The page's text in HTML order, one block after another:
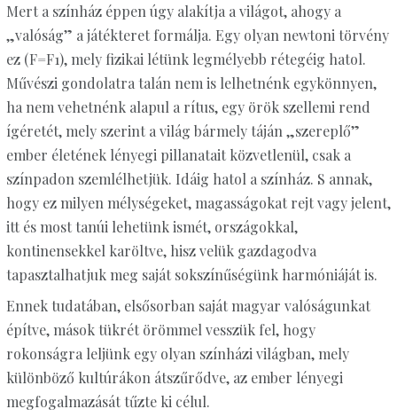
Mert a színház éppen úgy alakítja a világot, ahogy a
„valóság” a játékteret formálja. Egy olyan newtoni törvény
ez (F=F1), mely fizikai létünk legmélyebb rétegéig hatol.
Művészi gondolatra talán nem is lelhetnénk egykönnyen,
ha nem vehetnénk alapul a rítus, egy örök szellemi rend
ígéretét, mely szerint a világ bármely táján „szereplő”
ember életének lényegi pillanatait közvetlenül, csak a
színpadon szemlélhetjük. Idáig hatol a színház. S annak,
hogy ez milyen mélységeket, magasságokat rejt vagy jelent,
itt és most tanúi lehetünk ismét, országokkal,
kontinensekkel karöltve, hisz velük gazdagodva
tapasztalhatjuk meg saját sokszínűségünk harmóniáját is.
Ennek tudatában, elsősorban saját magyar valóságunkat
építve, mások tükrét örömmel vesszük fel, hogy
rokonságra leljünk egy olyan színházi világban, mely
különböző kultúrákon átszűrődve, az ember lényegi
megfogalmazását tűzte ki célul.